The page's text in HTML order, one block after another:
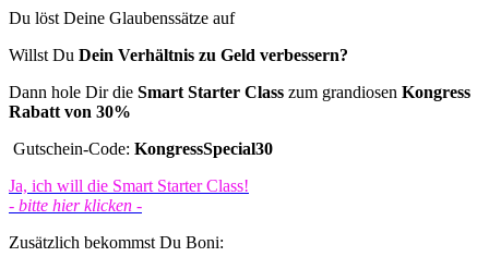
Du löst Deine Glaubenssätze auf
Willst Du Dein Verhältnis zu Geld verbessern?
Dann hole Dir die Smart Starter Class zum grandiosen Kongress
Rabatt von 30%
Gutschein-Code: KongressSpecial30
Ja, ich will die Smart Starter Class!
- bitte hier klicken -
Zusätzlich bekommst Du Boni: